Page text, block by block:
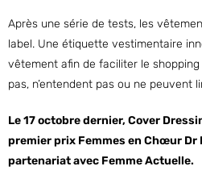
Après une série de tests, les
label. Une étiquette vestimentaire
vêtement afin de faciliter le
pas, n’entendent pas ou ne peuvent
Le 17 octobre dernier, Cover
premier prix Femmes en Chœur Dr
partenariat avec Femme Actuelle.